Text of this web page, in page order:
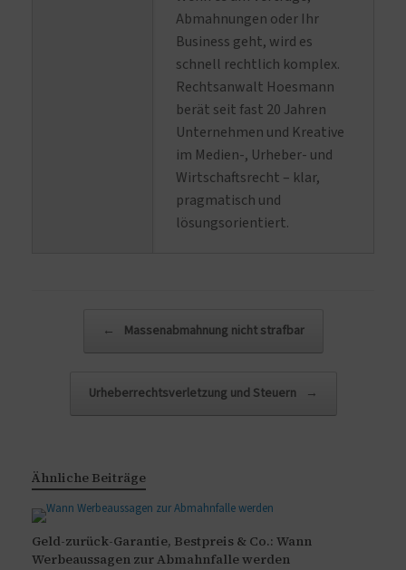
Abmahnungen oder Ihr
Business geht, wird es
schnell rechtlich komplex.
Rechtsanwalt Hoesmann
berät seit fast 20 Jahren
Unternehmen und Kreative
im Medien-, Urheber- und
Wirtschaftsrecht – klar,
pragmatisch und
lösungsorientiert.
← Massenabmahnung nicht strafbar
Urheberrechtsverletzung und Steuern →
Ähnliche Beiträge
Geld-zurück-Garantie, Bestpreis & Co.: Wann
Werbeaussagen zur Abmahnfalle werden